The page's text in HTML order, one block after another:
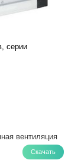
серии
вентиляция
Скачать